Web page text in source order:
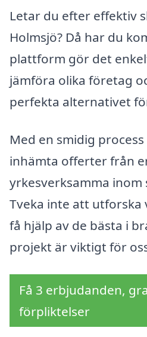
Letar du efter effektiv
Holmsjö? Då har du
plattform gör det
jämföra olika företag
perfekta alternativet
Med en smidig
inhämta offerter från
yrkesverksamma inom
Tveka inte att utforska
få hjälp av de bästa i
projekt är viktigt för
Få 3 erbjudanden,
förpliktelser